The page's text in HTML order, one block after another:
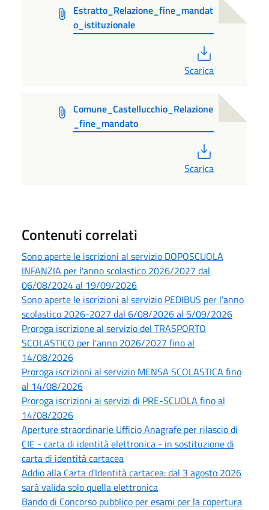
Estratto_Relazione_fine_mandat
o_istituzionale
Scarica
Comune_Castellucchio_Relazione
_fine_mandato
Scarica
Contenuti correlati
Sono aperte le iscrizioni al servizio DOPOSCUOLA
INFANZIA per l'anno scolastico 2026/2027 dal
06/08/2024 al 19/09/2026
Sono aperte le iscrizioni al servizio PEDIBUS per l'anno
scolastico 2026-2027 dal 6/08/2026 al 5/09/2026
Proroga iscrizione al servizio del TRASPORTO
SCOLASTICO per l'anno 2026/2027 fino al
14/08/2026
Proroga iscrizioni al servizio MENSA SCOLASTICA fino
al 14/08/2026
Proroga iscrizioni ai servizi di PRE-SCUOLA fino al
14/08/2026
Aperture straordinarie Ufficio Anagrafe per rilascio di
CIE - carta di identità elettronica - in sostituzione di
carta di identità cartacea
Addio alla Carta d’Identità cartacea: dal 3 agosto 2026
sarà valida solo quella elettronica
Bando di Concorso pubblico per esami per la copertura